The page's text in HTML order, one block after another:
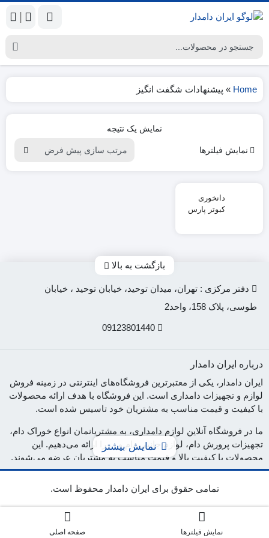
Home
» پیشنهادات شگفت انگیز
نمایش یک نتیجه
نمایش فیلترها
دانخوری
کبوتر پارس
بازگشت به بالا
دفتر مرکزی : تهران، میدان توحید، خیابان توحید ، خیابان
طوسی، پلاک 158، واحد2
09123801440
درباره ایران دامدار
ایران دامدار، یکی از معتبرترین فروشگاه‌های اینترنتی در زمینه فروش
لوازم و تجهیزات دامداری است. این فروشگاه با هدف ارائه محصولات
با کیفیت و قیمت مناسب به مشتریان خود تاسیس شده است.
ما در فروشگاه آنلاین لوازم دامداری، به مشتریانمان انواع خوراک دام،
تجهیزات پرورش دام، لوازم جانبی دام و ... را ارائه می‌دهیم. این
محصولات با کیفیت بالا و قیمت مناسب به مشتریان عرضه می‌شوند.
با کیفیت، به رضایت مشتریان خود برسیم. همچنین، تیم پشتیبانی ما
آماده پاسخگویی به سوالات و نیازهای مشتریان است. اگر شما به
دنبال خرید لوازم دامداری با کیفیت و قیمت مناسب هستید، فروشگاه
ایران دامدار بهترین گزینه برای شماست. برای اطمینان از کیفیت
نمایش بیشتر
تمامی حقوق برای ایران دامدار محفوظ است.
نمایش فیلترها صفحه اصلی